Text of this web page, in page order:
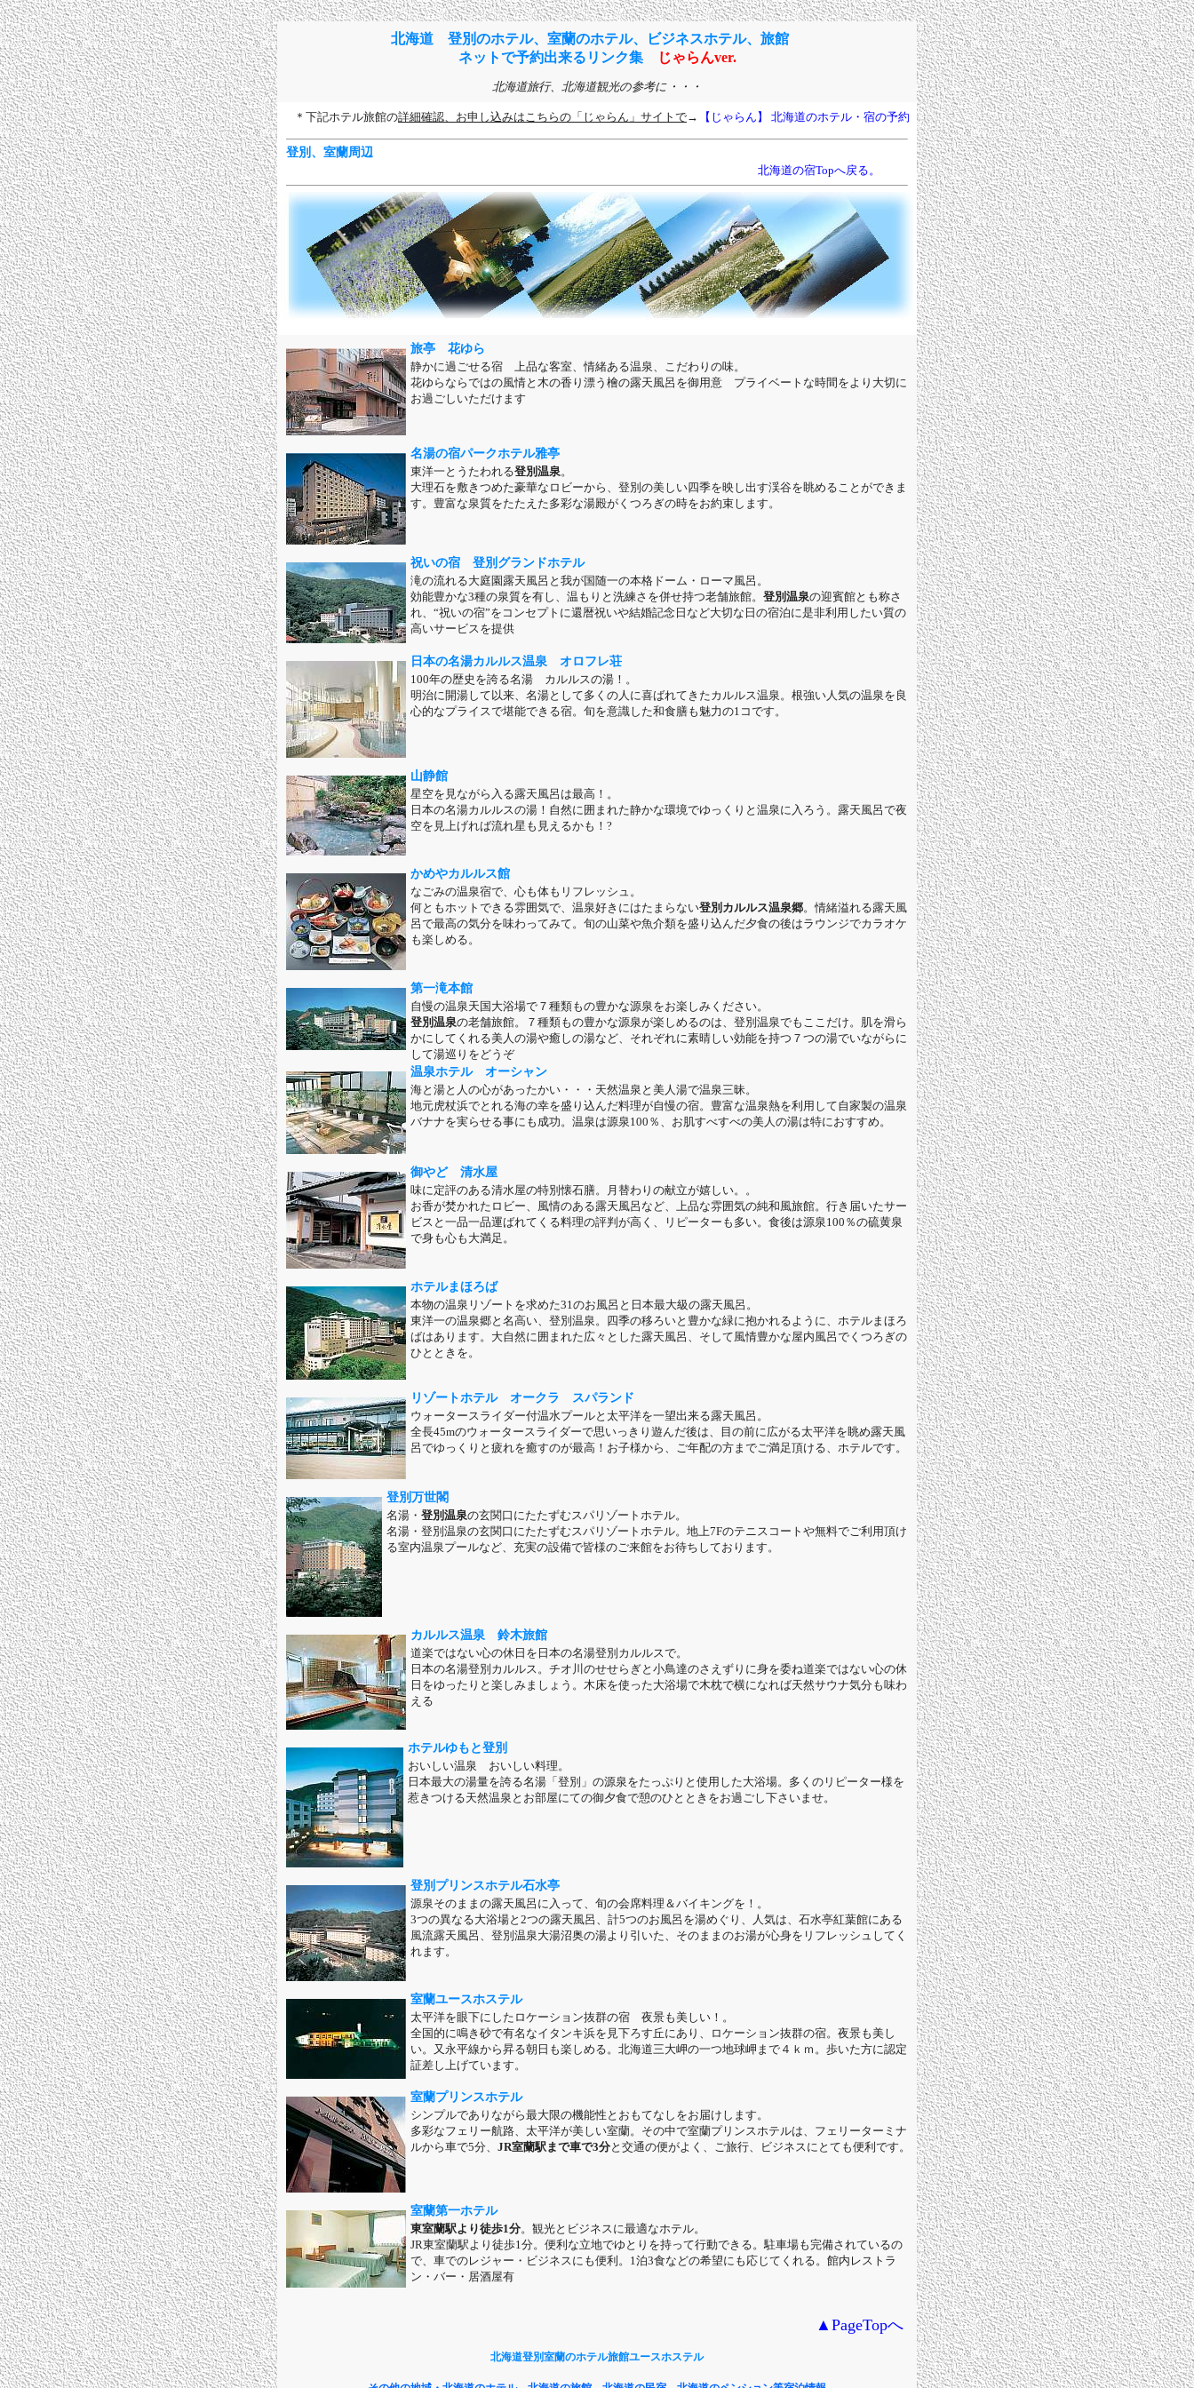
北海道 登別のホテル、室蘭のホテル、ビジネスホテル、旅館
ネットで予約出来るリンク集
じゃらんver.
北海道旅行、北海道観光の参考に・・・
＊下記ホテル旅館の詳細確認、お申し込みはこちらの「じゃらん」サイトで→ 【じゃらん】 北海道のホテル・宿の予約
登別、室蘭周辺
北海道の宿Topへ戻る。
旅亭 花ゆら
静かに過ごせる宿 上品な客室、情緒ある温泉、こだわりの味。
花ゆらならではの風情と木の香り漂う檜の露天風呂を御用意 プライベートな時間をより大切に
お過ごしいただけます
名湯の宿パークホテル雅亭
東洋一とうたわれる登別温泉。
大理石を敷きつめた豪華なロビーから、登別の美しい四季を映し出す渓谷を眺めることができま
す。豊富な泉質をたたえた多彩な湯殿がくつろぎの時をお約束します。
祝いの宿 登別グランドホテル
滝の流れる大庭園露天風呂と我が国随一の本格ドーム・ローマ風呂。
効能豊かな3種の泉質を有し、温もりと洗練さを併せ持つ老舗旅館。 登別温泉の迎賓館とも称さ
れ、“祝いの宿”をコンセプトに還暦祝いや結婚記念日など大切な日の宿泊に是非利用したい質の
高いサービスを提供
日本の名湯カルルス温泉 オロフレ荘
100年の歴史を誇る名湯 カルルスの湯！。
明治に開湯して以来、名湯として多くの人に喜ばれてきたカルルス温泉。根強い人気の温泉を良
心的なプライスで堪能できる宿。旬を意識した和食膳も魅力の1コです。
山静館
星空を見ながら入る露天風呂は最高！。
日本の名湯カルルスの湯！自然に囲まれた静かな環境でゆっくりと温泉に入ろう。露天風呂で夜
空を見上げれば流れ星も見えるかも！?
かめやカルルス館
なごみの温泉宿で、心も体もリフレッシュ。
何ともホットできる雰囲気で、温泉好きにはたまらない登別カルルス温泉郷。情緒溢れる露天風
呂で最高の気分を味わってみて。旬の山菜や魚介類を盛り込んだ夕食の後はラウンジでカラオケ
も楽しめる。
第一滝本館
自慢の温泉天国大浴場で７種類もの豊かな源泉をお楽しみください。
登別温泉の老舗旅館。７種類もの豊かな源泉が楽しめるのは、登別温泉でもここだけ。肌を滑ら
かにしてくれる美人の湯や癒しの湯など、それぞれに素晴しい効能を持つ７つの湯でいながらに
して湯巡りをどうぞ
温泉ホテル オーシャン
海と湯と人の心があったかい・・・天然温泉と美人湯で温泉三昧。
地元虎杖浜でとれる海の幸を盛り込んだ料理が自慢の宿。豊富な温泉熱を利用して自家製の温泉
バナナを実らせる事にも成功。温泉は源泉100％、お肌すべすべの美人の湯は特におすすめ。
御やど 清水屋
味に定評のある清水屋の特別懐石膳。月替わりの献立が嬉しい。。
お香が焚かれたロビー、風情のある露天風呂など、上品な雰囲気の純和風旅館。行き届いたサー
ビスと一品一品運ばれてくる料理の評判が高く、リピーターも多い。食後は源泉100％の硫黄泉
で身も心も大満足。
ホテルまほろば
本物の温泉リゾートを求めた31のお風呂と日本最大級の露天風呂。
東洋一の温泉郷と名高い、登別温泉。四季の移ろいと豊かな緑に抱かれるように、ホテルまほろ
ばはあります。大自然に囲まれた広々とした露天風呂、そして風情豊かな屋内風呂でくつろぎの
ひとときを。
リゾートホテル オークラ スパランド
ウォータースライダー付温水プールと太平洋を一望出来る露天風呂。
全長45mのウォータースライダーで思いっきり遊んだ後は、目の前に広がる太平洋を眺め露天風
呂でゆっくりと疲れを癒すのが最高！お子様から、ご年配の方までご満足頂ける、ホテルです。
登別万世閣
名湯・ 登別温泉の玄関口にたたずむスパリゾートホテル。
名湯・登別温泉の玄関口にたたずむスパリゾートホテル。地上7Fのテニスコートや無料でご利用頂け
る室内温泉プールなど、充実の設備で皆様のご来館をお待ちしております。
カルルス温泉 鈴木旅館
道楽ではない心の休日を日本の名湯登別カルルスで。
日本の名湯登別カルルス。チオ川のせせらぎと小鳥達のさえずりに身を委ね道楽ではない心の休
日をゆったりと楽しみましょう。木床を使った大浴場で木枕で横になれば天然サウナ気分も味わ
える
ホテルゆもと登別
おいしい温泉 おいしい料理。
日本最大の湯量を誇る名湯「登別」の源泉をたっぷりと使用した大浴場。多くのリピーター様を
惹きつける天然温泉とお部屋にての御夕食で憩のひとときをお過ごし下さいませ。
登別プリンスホテル石水亭
源泉そのままの露天風呂に入って、旬の会席料理＆バイキングを！。
3つの異なる大浴場と2つの露天風呂、計5つのお風呂を湯めぐり、人気は、石水亭紅葉館にある
風流露天風呂、登別温泉大湯沼奥の湯より引いた、そのままのお湯が心身をリフレッシュしてく
れます。
室蘭ユースホステル
太平洋を眼下にしたロケーション抜群の宿 夜景も美しい！。
全国的に鳴き砂で有名なイタンキ浜を見下ろす丘にあり、ロケーション抜群の宿。夜景も美し
い。又永平線から昇る朝日も楽しめる。北海道三大岬の一つ地球岬まで４ｋｍ。歩いた方に認定
証差し上げています。
室蘭プリンスホテル
シンプルでありながら最大限の機能性とおもてなしをお届けします。
多彩なフェリー航路、太平洋が美しい室蘭。その中で室蘭プリンスホテルは、フェリーターミナ
ルから車で5分、 JR室蘭駅まで車で3分と交通の便がよく、ご旅行、ビジネスにとても便利です。
室蘭第一ホテル
東室蘭駅より徒歩1分。観光とビジネスに最適なホテル。
JR東室蘭駅より徒歩1分。便利な立地でゆとりを持って行動できる。駐車場も完備されているの
で、車でのレジャー・ビジネスにも便利。1泊3食などの希望にも応じてくれる。館内レストラ
ン・バー・居酒屋有
▲PageTopへ
北海道登別室蘭のホテル旅館ユースホステル